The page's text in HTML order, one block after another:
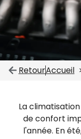
RetourAccueil
La
de confort
l'année. En